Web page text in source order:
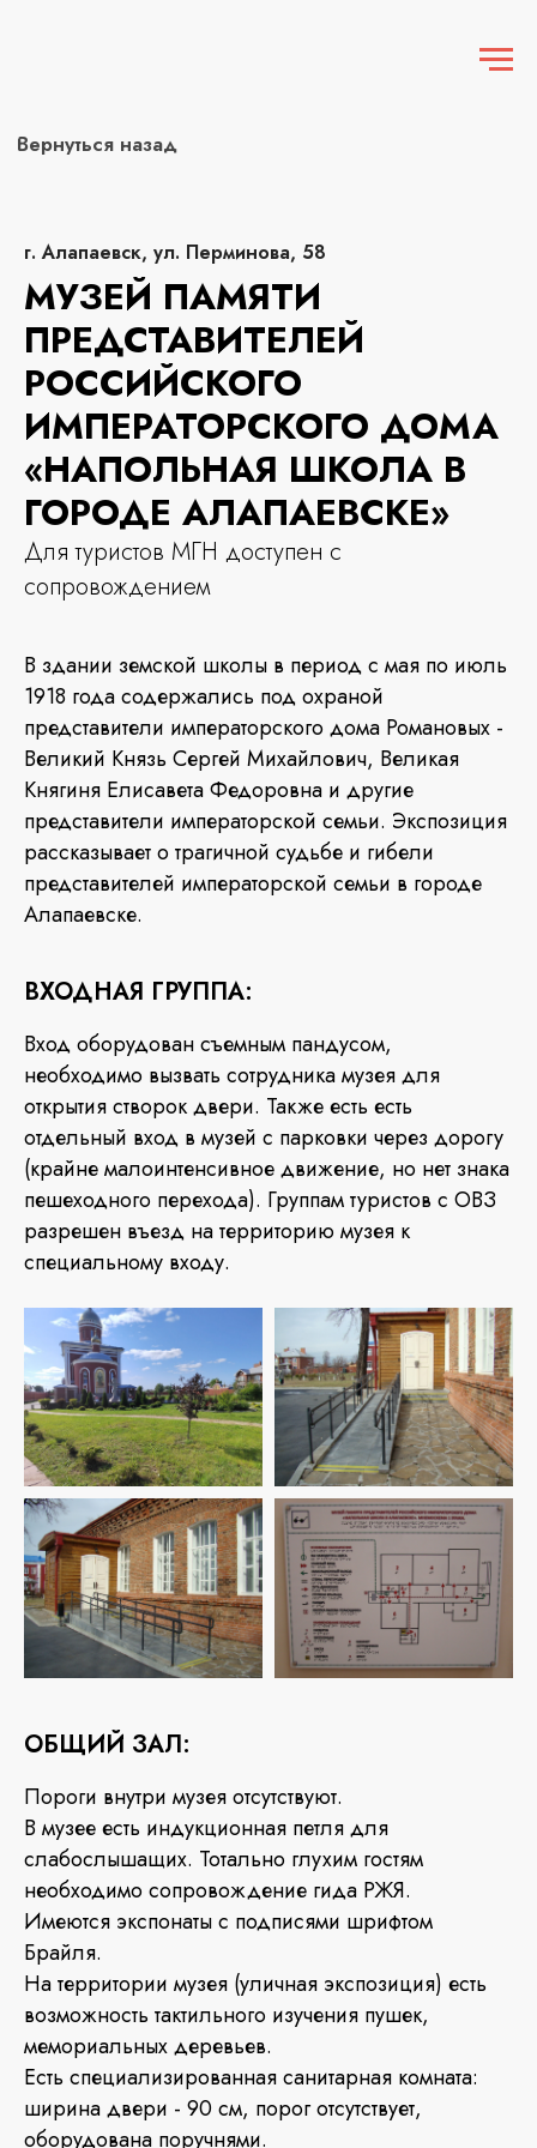
г. Алапаевск, ул. Перминова, 58
МУЗЕЙ ПАМЯТИ
ПРЕДСТАВИТЕЛЕЙ
РОССИЙСКОГО
ИМПЕРАТОРСКОГО ДОМА
«НАПОЛЬНАЯ ШКОЛА В
ГОРОДЕ АЛАПАЕВСКЕ»
Для туристов МГН доступен с
сопровождением
В здании земской школы в период с мая по июль
1918 года содержались под охраной
представители императорского дома Романовых -
Великий Князь Сергей Михайлович, Великая
Княгиня Елисавета Федоровна и другие
представители императорской семьи. Экспозиция
рассказывает о трагичной судьбе и гибели
представителей императорской семьи в городе
Алапаевске.
ВХОДНАЯ ГРУППА:
Вход оборудован съемным пандусом,
необходимо вызвать сотрудника музея для
открытия створок двери. Также есть есть
отдельный вход в музей с парковки через дорогу
(крайне малоинтенсивное движение, но нет знака
пешеходного перехода). Группам туристов с ОВЗ
разрешен въезд на территорию музея к
специальному входу.
ОБЩИЙ ЗАЛ:
Пороги внутри музея отсутствуют.
В музее есть индукционная петля для
слабослышащих. Тотально глухим гостям
необходимо сопровождение гида РЖЯ.
Имеются экспонаты с подписями шрифтом
Брайля.
На территории музея (уличная экспозиция) есть
возможность тактильного изучения пушек,
мемориальных деревьев.
Есть специализированная санитарная комната:
ширина двери - 90 см, порог отсутствует,
оборудована поручнями.